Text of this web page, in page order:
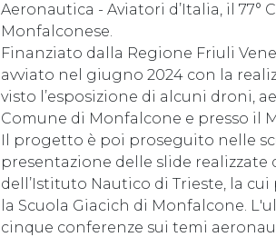
Aeronautica - Aviatori d’Italia, il 77°
Monfalconese.
Finanziato dalla Regione Friuli
avviato nel giugno 2024 con la
visto l’esposizione di alcuni droni,
Comune di Monfalcone e presso il
Il progetto è poi proseguito nelle
presentazione delle slide
dell’Istituto Nautico di Trieste, la
la Scuola Giacich di Monfalcone.
cinque conferenze sui temi